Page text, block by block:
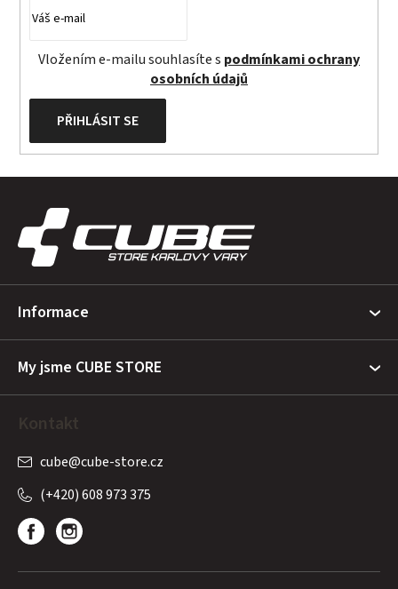
ý
p
i
Vložením e-mailu souhlasíte s podmínkami ochrany
osobních údajů
PŘIHLÁSIT SE
Informace
My jsme CUBE STORE
Kontakt
cube@cube-store.cz
(+420) 608 973 375